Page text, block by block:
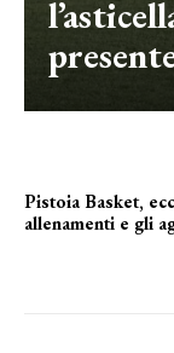
Pistoia Basket,
allenamenti e gli